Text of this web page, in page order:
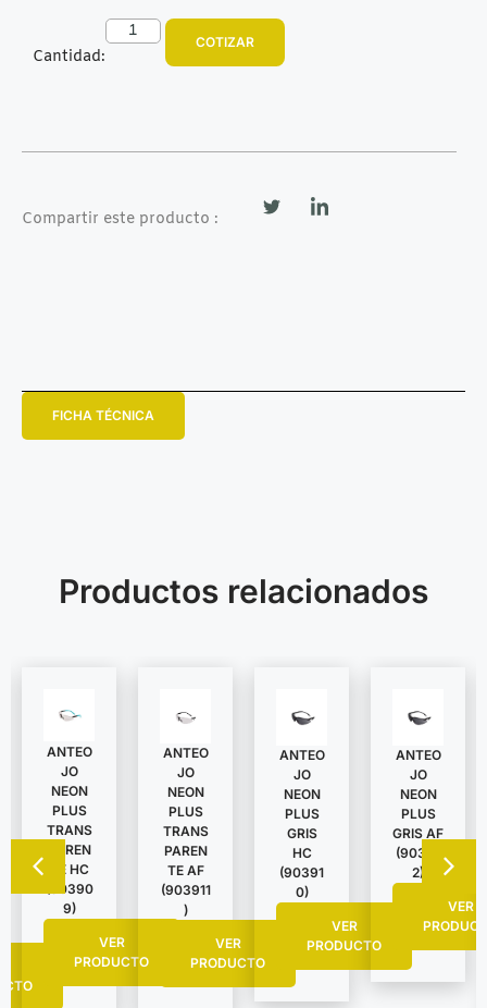
Cantidad:
COTIZAR
Compartir este producto :
FICHA TÉCNICA
Productos relacionados
ANTEO
JO
NEON
PLUS
TRANS
PAREN
TE HC
(90390
9)
VER
PRODUCTO
ANTEO
JO
NEON
PLUS
TRANS
PAREN
TE AF
(903911
)
VER
PRODUCTO
ANTEO
JO
NEON
PLUS
GRIS
HC
(90391
0)
VER
PRODUCTO
ANTEO
JO
NEON
PLUS
GRIS AF
(90391
2)
VER